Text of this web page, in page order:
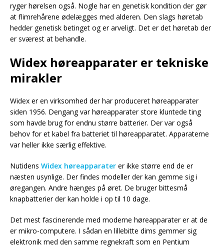
ryger hørelsen også. Nogle har en genetisk kondition der gør
at flimrehårene ødelægges med alderen. Den slags høretab
hedder genetisk betinget og er arveligt. Det er det høretab der
er sværest at behandle.
Widex høreapparater er tekniske
mirakler
Widex er en virksomhed der har produceret høreapparater
siden 1956. Dengang var høreapparater store kluntede ting
som havde brug for endnu større batterier. Der var også
behov for et kabel fra batteriet til høreapparatet. Apparaterne
var heller ikke særlig effektive.
Nutidens Widex høreapparater er ikke større end de er
næsten usynlige. Der findes modeller der kan gemme sig i
øregangen. Andre hænges på øret. De bruger bittesmå
knapbatterier der kan holde i op til 10 dage.
Det mest fascinerende med moderne høreapparater er at de
er mikro-computere. I sådan en lillebitte dims gemmer sig
elektronik med den samme regnekraft som en Pentium